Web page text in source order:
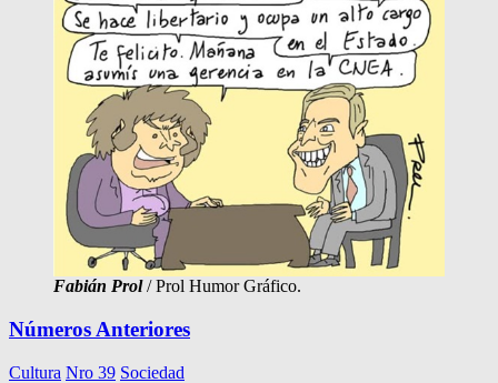
Fabián Prol/ Prol Humor Gráfico.
Números Anteriores
Cultura Nro 39 Sociedad